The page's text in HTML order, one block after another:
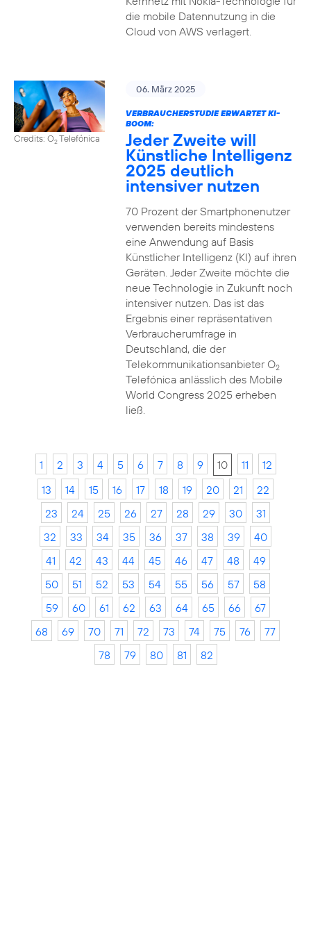
die mobile Datennutzung in die
Cloud von AWS verlagert.
Credits: O2Telefónica
06. März 2025
VERBRAUCHERSTUDIE ERWARTET KI-
BOOM:
Jeder Zweite will
Künstliche Intelligenz
2025 deutlich
intensiver nutzen
70 Prozent der Smartphonenutzer
verwenden bereits mindestens
eine Anwendung auf Basis
Künstlicher Intelligenz (KI) auf ihren
Geräten. Jeder Zweite möchte die
neue Technologie in Zukunft noch
intensiver nutzen. Das ist das
Ergebnis einer repräsentativen
Verbraucherumfrage in
Deutschland, die der
Telekommunikationsanbieter O2
Telefónica anlässlich des Mobile
World Congress 2025 erheben
ließ.
1 2 3 4 5 6 7 8 9 10 11
12
13
14 15 16 17 18 19 20 21
22
23
24 25 26 27 28 29 30
31
32
33 34 35 36 37 38 39
40
41
42 43 44 45 46 47 48
49
50
51 52 53 54 55 56 57
58
59
60 61 62 63 64 65 66
67
68
69 70 71 72 73 74 75 76
77
78
79 80 81 82